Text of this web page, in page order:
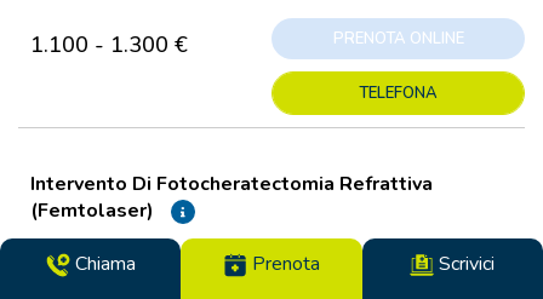
1.100 - 1.300 € PRENOTA ONLINE
TELEFONA
Intervento Di Fotocheratectomia Refrattiva
(Femtolaser)
1.400 - 1.600 € PRENOTA ONLINE
Chiama Prenota Scrivici